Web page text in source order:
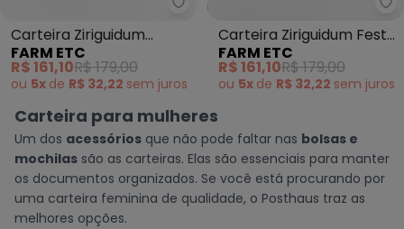
Farm Etc - Carteira Ziriguidum
Carteira Ziriguidum
Florejo Off White
FARM ETC
R$ 161,10R$ 179,00
ou 5x de R$ 32,22 sem juros
Carteira Ziriguidum Festa
de Onça Off White
FARM ETC
R$ 161,10R$ 179,00
ou 5x de R$ 32,22 sem juros
Carteira para mulheres
Um dos acessórios que não pode faltar nas bolsas e
mochilas são as carteiras. Elas são essenciais para manter
os documentos organizados. Se você está procurando por
uma carteira feminina de qualidade, o Posthaus traz as
melhores opções.